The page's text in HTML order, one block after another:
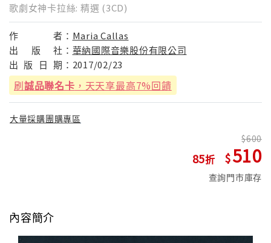
歌劇女神卡拉絲: 精選 (3CD)
作 者： Maria Callas
出
版 社： 華納國際音樂股份有限公司
出 版 日 期： 2017/02/23
刷誠品聯名卡 ，天天享最高7%回饋
大量採購團購專區
85
600
510
查詢門市庫存
內容簡介